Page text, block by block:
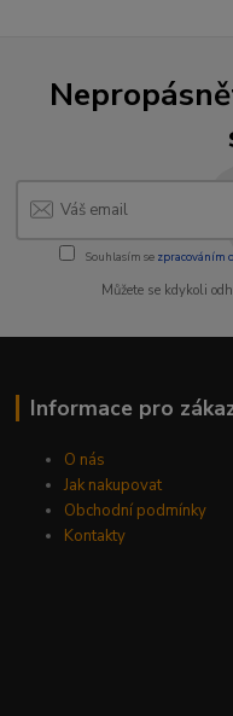
Souhlasím se zpracováním
Můžete se kdykoli
Informace pro
O nás
Jak nakupovat
Obchodní podmínky
Kontakty